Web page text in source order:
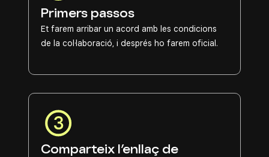
Primers passos
Et farem arribar un acord amb les condicions
de la col·laboració, i després ho farem oficial.
Comparteix l’enllaç de